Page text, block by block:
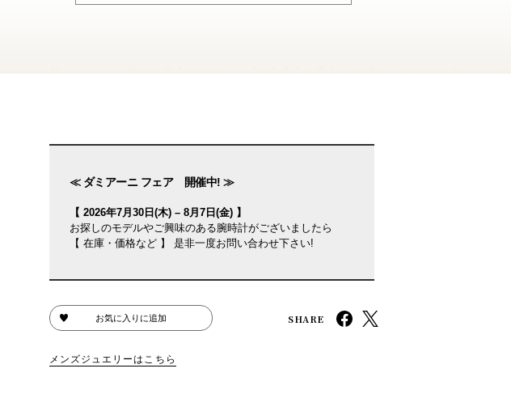
≪ ダミアーニ フェア 開催中! ≫
【 2026年7月30日(木) – 8月7日(金) 】
お探しのモデルやご興味のある腕時計がございましたら
【 在庫・価格など 】 是非一度お問い合わせ下さい!
お気に入りに追加 SHARE
メンズジュエリーはこちら